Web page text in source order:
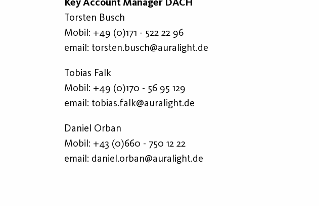
Key Account Manager DACH
Torsten Busch
Mobil: +49 (0)171 - 522 22 96
email: torsten.busch@auralight.de
Tobias Falk
Mobil: +49 (0)170 - 56 95 129
email: tobias.falk@auralight.de
Daniel Orban
Mobil: +43 (0)660 - 750 12 22
email: daniel.orban@auralight.de